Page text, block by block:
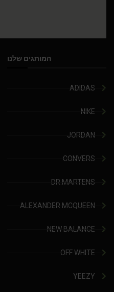
המותגים שלנו
ADIDAS
NIKE
JORDAN
CONVERS
DR.MARTENS
ALEXANDER MCQUEEN
NEW BALANCE
OFF WHITE
YEEZY